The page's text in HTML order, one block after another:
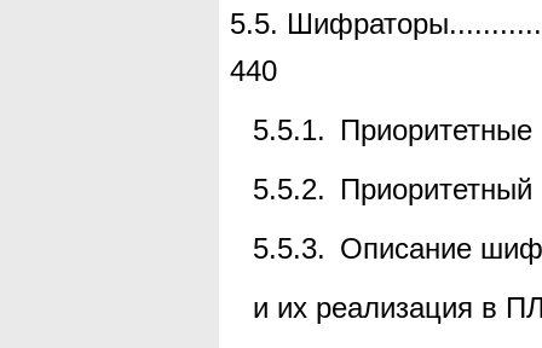
5.5. Шифраторы
440
5.5.1.
5.5.2.
5.5.3. Описание
и их реализация в